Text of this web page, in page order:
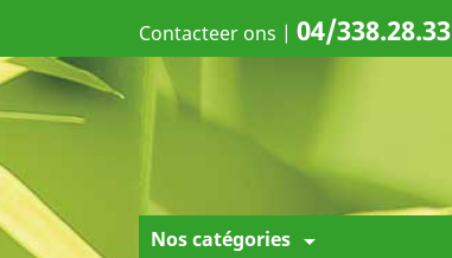
Contacteer ons | 04/338.28.33
Nos catégories 